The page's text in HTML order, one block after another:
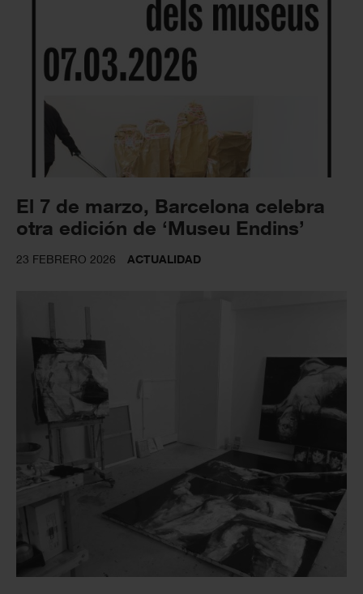
El 7 de marzo, Barcelona celebra
otra edición de ‘Museu Endins’
23 FEBRERO 2026 ACTUALIDAD